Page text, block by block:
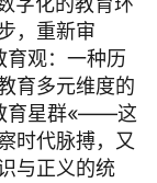
，重新审
观：一种历
育多元维度的
育星群«——这
时代脉搏，又
与正义的统